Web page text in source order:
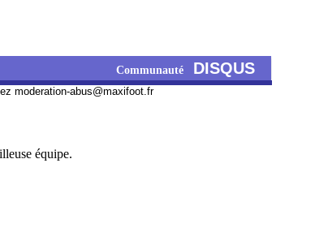
Communauté DISQUS
moderation-abus@maxifoot.fr